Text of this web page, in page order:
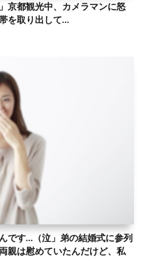
京都観光中、カメラマンに怒
を取り出して…
です…（泣」弟の結婚式に参列
親は慰めていたんだけど、私